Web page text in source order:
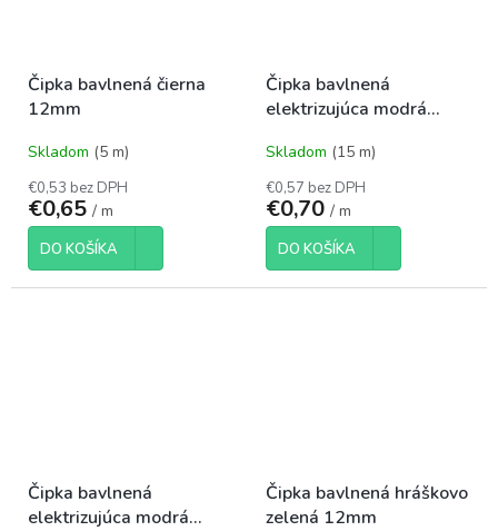
Čipka bavlnená čierna
12mm
Skladom (5 m)
€0,53 bez DPH
€0,65 / m
DO KOŠÍKA
Čipka bavlnená
elektrizujúca modrá
Skladom (15 m)
€0,57 bez DPH
€0,70 / m
DO KOŠÍKA
Čipka bavlnená
elektrizujúca modrá
Čipka bavlnená hráškovo
zelená 12mm